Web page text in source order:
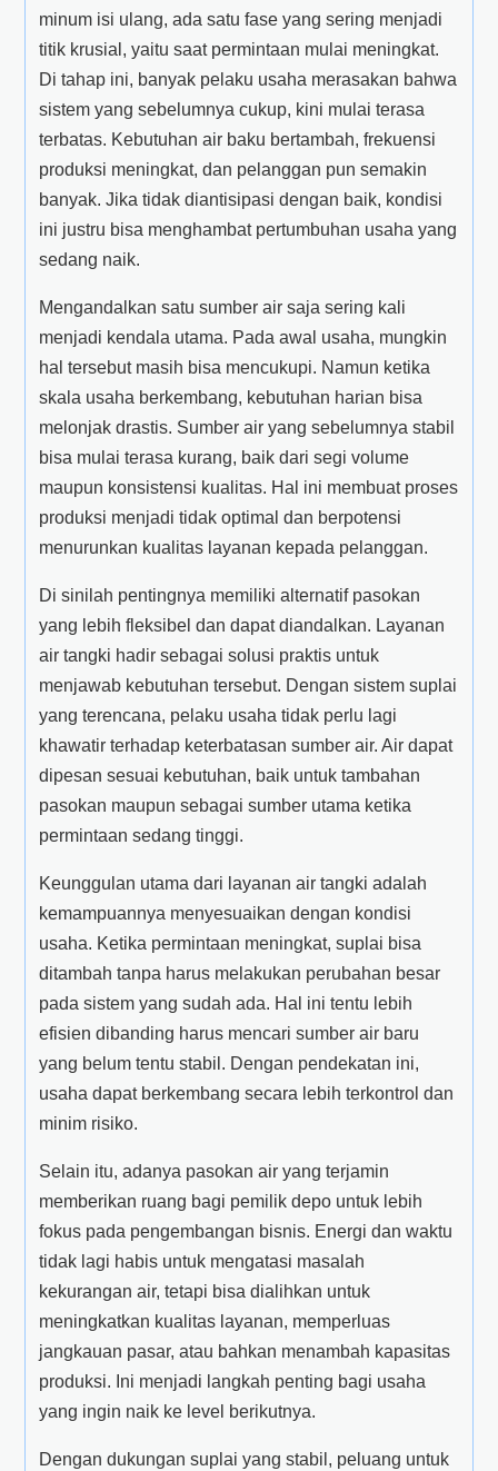
minum isi ulang, ada satu fase yang sering menjadi
titik krusial, yaitu saat permintaan mulai meningkat.
Di tahap ini, banyak pelaku usaha merasakan bahwa
sistem yang sebelumnya cukup, kini mulai terasa
terbatas. Kebutuhan air baku bertambah, frekuensi
produksi meningkat, dan pelanggan pun semakin
banyak. Jika tidak diantisipasi dengan baik, kondisi
ini justru bisa menghambat pertumbuhan usaha yang
sedang naik.
Mengandalkan satu sumber air saja sering kali
menjadi kendala utama. Pada awal usaha, mungkin
hal tersebut masih bisa mencukupi. Namun ketika
skala usaha berkembang, kebutuhan harian bisa
melonjak drastis. Sumber air yang sebelumnya stabil
bisa mulai terasa kurang, baik dari segi volume
maupun konsistensi kualitas. Hal ini membuat proses
produksi menjadi tidak optimal dan berpotensi
menurunkan kualitas layanan kepada pelanggan.
Di sinilah pentingnya memiliki alternatif pasokan
yang lebih fleksibel dan dapat diandalkan. Layanan
air tangki hadir sebagai solusi praktis untuk
menjawab kebutuhan tersebut. Dengan sistem suplai
yang terencana, pelaku usaha tidak perlu lagi
khawatir terhadap keterbatasan sumber air. Air dapat
dipesan sesuai kebutuhan, baik untuk tambahan
pasokan maupun sebagai sumber utama ketika
permintaan sedang tinggi.
Keunggulan utama dari layanan air tangki adalah
kemampuannya menyesuaikan dengan kondisi
usaha. Ketika permintaan meningkat, suplai bisa
ditambah tanpa harus melakukan perubahan besar
pada sistem yang sudah ada. Hal ini tentu lebih
efisien dibanding harus mencari sumber air baru
yang belum tentu stabil. Dengan pendekatan ini,
usaha dapat berkembang secara lebih terkontrol dan
minim risiko.
Selain itu, adanya pasokan air yang terjamin
memberikan ruang bagi pemilik depo untuk lebih
fokus pada pengembangan bisnis. Energi dan waktu
tidak lagi habis untuk mengatasi masalah
kekurangan air, tetapi bisa dialihkan untuk
meningkatkan kualitas layanan, memperluas
jangkauan pasar, atau bahkan menambah kapasitas
produksi. Ini menjadi langkah penting bagi usaha
yang ingin naik ke level berikutnya.
Dengan dukungan suplai yang stabil, peluang untuk